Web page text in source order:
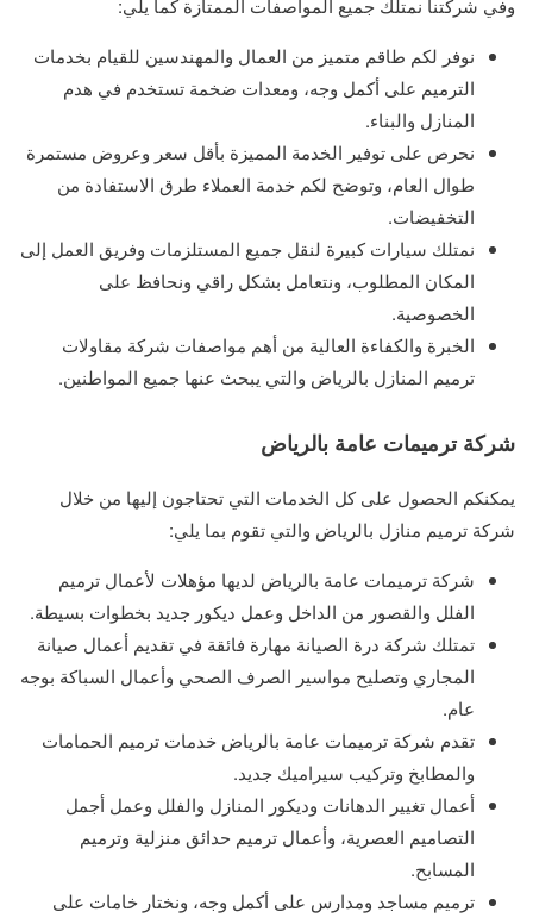
نوفر لكم طاقم متميز من العمال والمهندسين للقيام بخدمات
الترميم على أكمل وجه، ومعدات ضخمة تستخدم في هدم
المنازل والبناء.
نحرص على توفير الخدمة المميزة بأقل سعر وعروض مستمرة
طوال العام، وتوضح لكم خدمة العملاء طرق الاستفادة من
التخفيضات.
نمتلك سيارات كبيرة لنقل جميع المستلزمات وفريق العمل إلى
المكان المطلوب، ونتعامل بشكل راقي ونحافظ على
الخصوصية.
الخبرة والكفاءة العالية من أهم مواصفات شركة مقاولات
ترميم المنازل بالرياض والتي يبحث عنها جميع المواطنين.
شركة ترميمات عامة بالرياض
يمكنكم الحصول على كل الخدمات التي تحتاجون إليها من خلال
شركة ترميم منازل بالرياض والتي تقوم بما يلي:
شركة ترميمات عامة بالرياض لديها مؤهلات لأعمال ترميم
الفلل والقصور من الداخل وعمل ديكور جديد بخطوات بسيطة.
تمتلك شركة درة الصيانة مهارة فائقة في تقديم أعمال صيانة
المجاري وتصليح مواسير الصرف الصحي وأعمال السباكة بوجه
عام.
تقدم شركة ترميمات عامة بالرياض خدمات ترميم الحمامات
والمطابخ وتركيب سيراميك جديد.
أعمال تغيير الدهانات وديكور المنازل والفلل وعمل أجمل
التصاميم العصرية، وأعمال ترميم حدائق منزلية وترميم
المسابح.
ترميم مساجد ومدارس على أكمل وجه، ونختار خامات على